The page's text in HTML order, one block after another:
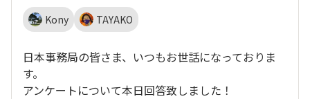
Kony TAYAKO
日本事務局の皆さま、いつもお世話になっておりま
す。
アンケートについて本日回答致しました！